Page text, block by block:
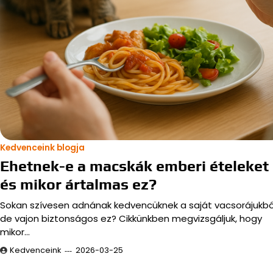
Kedvenceink blogja
Ehetnek-e a macskák emberi ételeket
és mikor ártalmas ez?
Sokan szívesen adnának kedvencüknek a saját
de vajon biztonságos ez? Cikkünkben megvizsgáljuk, hogy
mikor…
Kedvenceink 2026-03-25